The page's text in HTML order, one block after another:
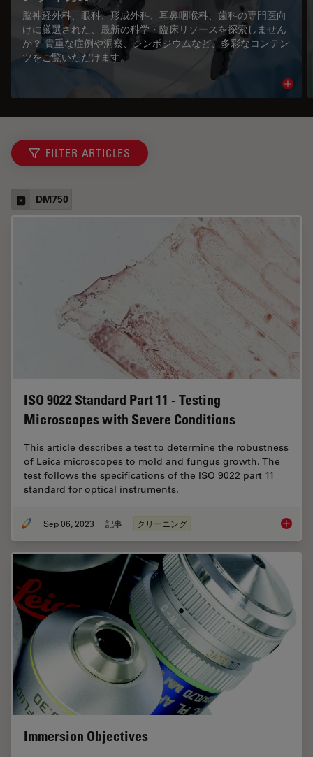
脳神経外科、眼科、形成外科、耳鼻咽喉科、歯科の専門医向
けに厳選された、最新の科学・臨床リソースを探索しません
か？ 貴重な症例や洞察、シンポジウムなど、多彩なコンテン
ツをご覧いただけます。
FILTER ARTICLES
DM750
ISO 9022 Standard Part 11 - Testing
Microscopes with Severe Conditions
This article describes a test to determine the robustness
of Leica microscopes to mold and fungus growth. The
test follows the specifications of the ISO 9022 part 11
standard for optical instruments.
Sep 06, 2023 記事 クリーニング ISO
Immersion Objectives